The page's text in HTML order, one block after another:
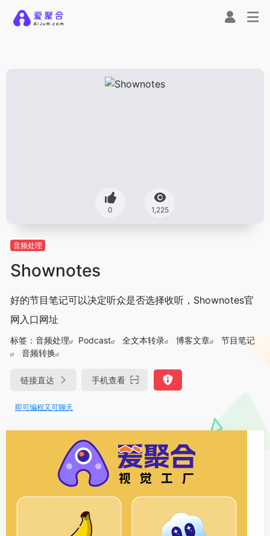
0 1,225
音频处理
Shownotes
好的节目笔记可以决定听众是否选择收听，Shownotes官
网入口网址
标签： 音频处理 Podcast 全文本转录 博客文章
节目笔记
音频转换
链接直达 手机查看
编程又可聊天